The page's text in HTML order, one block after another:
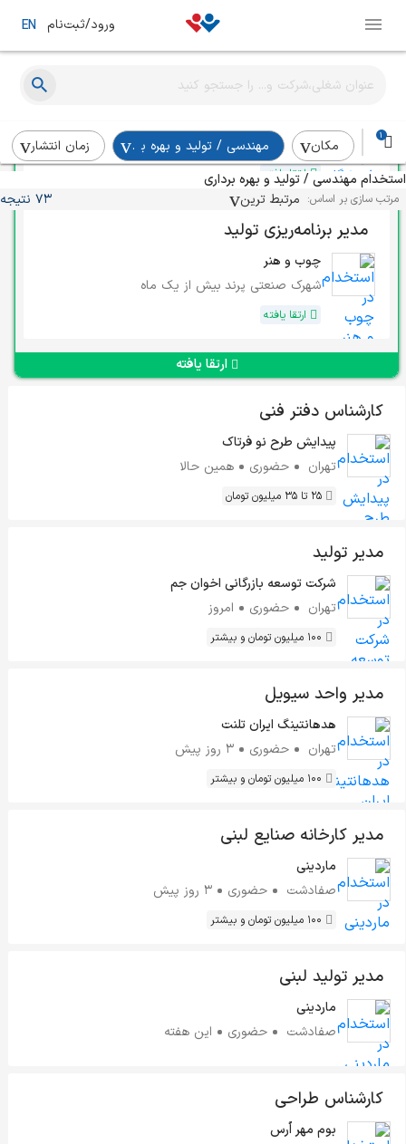
ورود/ثبت‌نام EN
1
مکان مهندسی / تولید و بهره برداری
زمان انتشار
استخدام مهندسی / تولید و بهره برداری
مرتب سازی بر اساس: مرتبط ترین 73 نتیجه
مهندس صنایع
سنندج در چند هفته‌ی اخیر
ارتقا یافته
مدیر برنامه‌ریزی تولید
چوب و هنر
شهرک صنعتی پرند بیش از یک ماه
ارتقا یافته
ارتقا یافته
کارشناس دفتر فنی
پیدایش طرح نو فرتاک
تهران
حضوری همین حالا
25 تا 35 میلیون تومان
مدیر تولید
شرکت توسعه بازرگانی اخوان جم
تهران
حضوری امروز
100 میلیون تومان و بیشتر
مدیر واحد سیویل
هدهانتینگ ایران تلنت
تهران
حضوری 3 روز پیش
100 میلیون تومان و بیشتر
مدیر کارخانه صنایع لبنی
ماردینی
صفادشت
حضوری 3 روز پیش
100 میلیون تومان و بیشتر
مدیر تولید لبنی
ماردینی
صفادشت
حضوری این هفته
کارشناس طراحی
بوم مهر اُرس